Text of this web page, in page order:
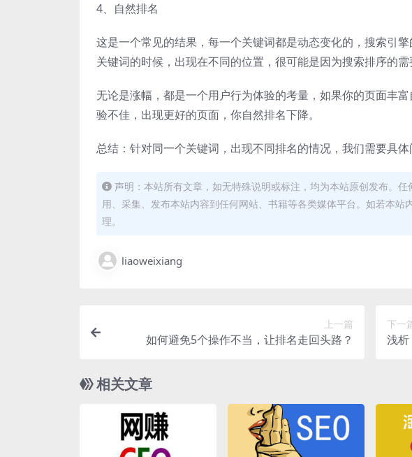
4、自然排名
这是一个常见的结果，每一个关键词都是动态变化的，搜索引
关键词的时候，出现在不同的位置，很可能是因为搜索排序的需
无论是涨幅，都是一个用户行为体验的考量，如果你的页面丰
验不佳，出现更好的页面，你自然排名下降。
总结：针对同一个关键词，出现不同排名的情况，我们需要具
声明：本站所有文章，如无特殊说明或标注，均为本站原创发布。
用、采集、发布本站内容到任何网站、书籍等各类媒体平台。如若本
理。
liaoweixiang
上一篇
如何避免5个操作不当，让排名走回头路？
下一
浅析
相关文章